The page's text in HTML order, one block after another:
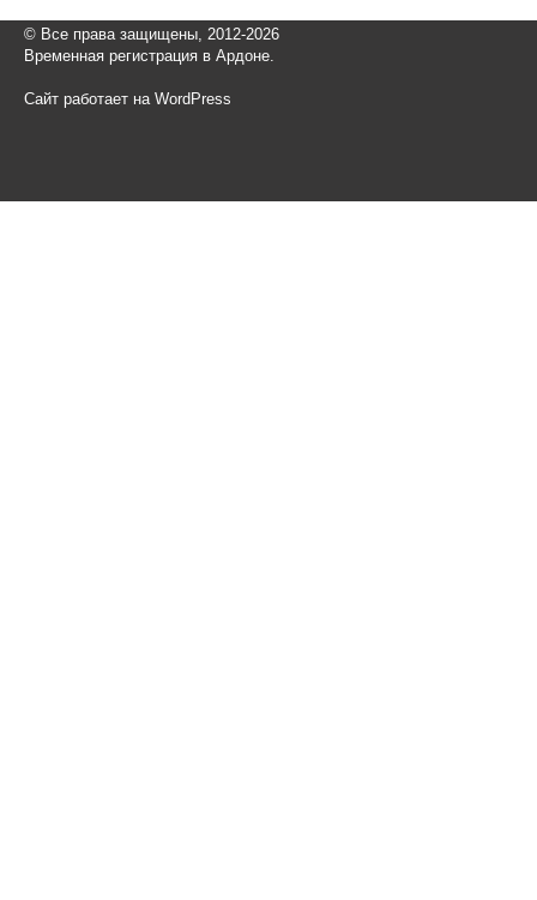
© Все права защищены, 2012-2026
Временная регистрация в Ардоне.
Сайт работает на WordPress